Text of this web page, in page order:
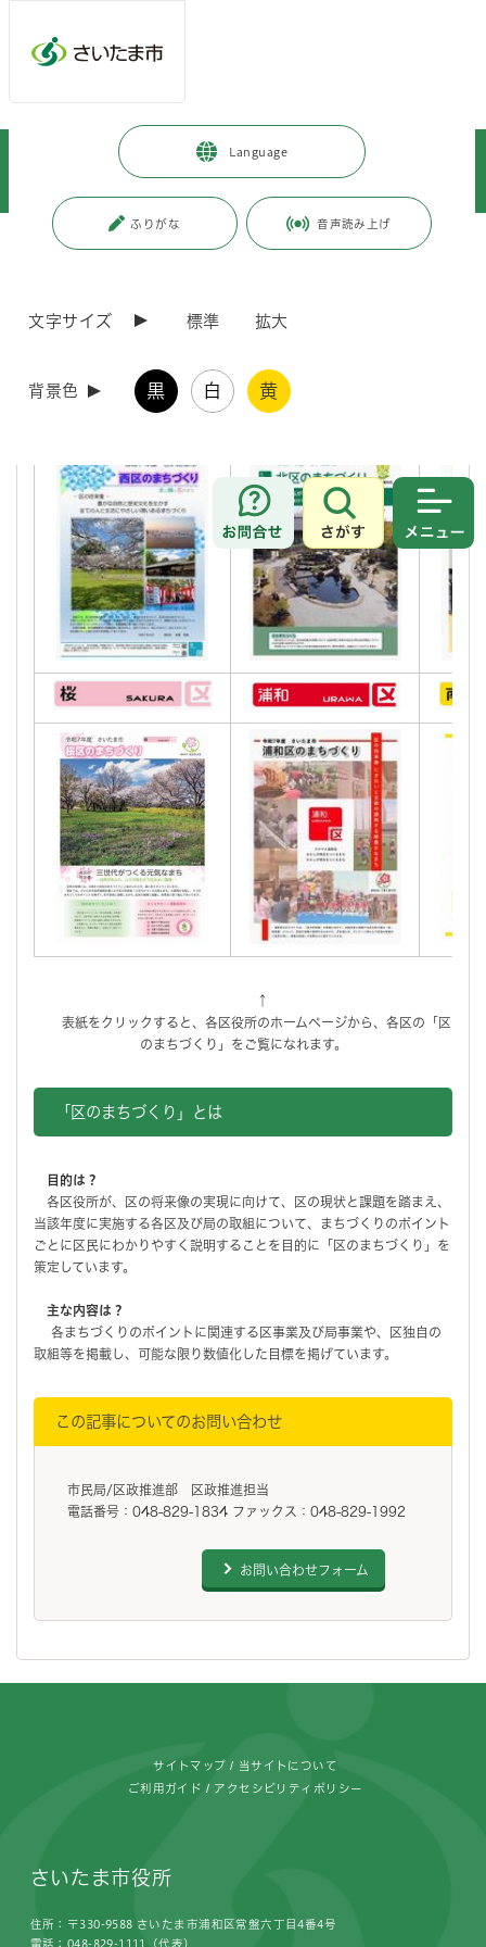
Language
ふりがな 音声読み上げ
文字サイズ 標準 拡大
背景色 黒 白 黄
お問合せ
さがす
市政情報 政策・財政 > 区政について
区政推進に向けた取り組み
更新日付：2026年8月5日 / ページ番号：C120660
↑
表紙をクリックすると、各区役所のホームページから、各区の「区
のまちづくり」をご覧になれます。
「区のまちづくり」とは
目的は？
各区役所が、区の将来像の実現に向けて、区の現状と課題を踏まえ、
当該年度に実施する各区及び局の取組について、まちづくりのポイント
ごとに区民にわかりやすく説明することを目的に「区のまちづくり」を
策定しています。
主な内容は？
各まちづくりのポイントに関連する区事業及び局事業や、区独自の
取組等を掲載し、可能な限り数値化した目標を掲げています。
この記事についてのお問い合わせ
市民局/区政推進部 区政推進担当
電話番号：048-829-1834 ファックス：048-829-1992
お問い合わせフォーム
サイトマップ 当サイトについて
ご利用ガイド アクセシビリティポリシー
さいたま市役所
住所：〒330-9588 さいたま市浦和区常盤六丁目4番4号
電話：048-829-1111（代表）